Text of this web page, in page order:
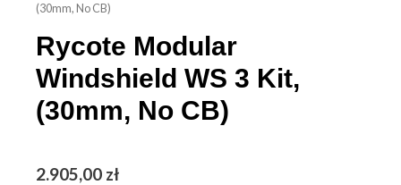
(30mm, No CB)
Rycote Modular
Windshield WS 3 Kit,
(30mm, No CB)
2.905,00 zł